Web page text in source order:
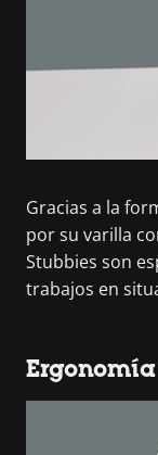
Gracias a la
por su varilla
Stubbies son
trabajos en